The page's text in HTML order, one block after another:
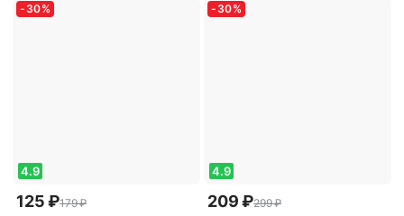
акне, антистресс, очищение,
питание, тонизирующий,
- 30%
4.9
125 ₽179 ₽
- 30%
4.9
209 ₽299 ₽